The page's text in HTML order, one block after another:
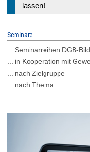
lassen!
Seminare
... Seminarreihen DGB-
... in Kooperation mit
... nach Zielgruppe
... nach Thema